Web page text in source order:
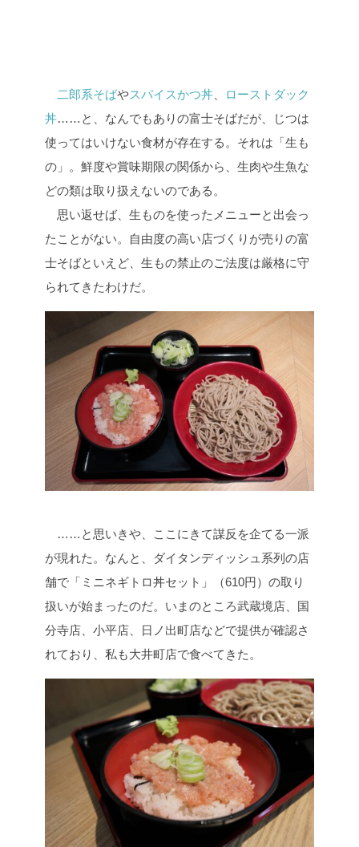
二郎系そばやスパイスかつ丼、
ローストダック
丼……と、なんでもありの富士そばだが、じつは
使ってはいけない食材が存在する。それは「生も
の」。鮮度や賞味期限の関係から、生肉や生魚な
どの類は取り扱えないのである。
思い返せば、生ものを使ったメニューと出会っ
たことがない。自由度の高い店づくりが売りの富
士そばといえど、生もの禁止のご法度は厳格に守
られてきたわけだ。
……と思いきや、ここにきて謀反を企てる一派
が現れた。なんと、ダイタンディッシュ系列の店
舗で「ミニネギトロ丼セット」（610円）の取り
扱いが始まったのだ。いまのところ武蔵境店、国
分寺店、小平店、日ノ出町店などで提供が確認さ
れており、私も大井町店で食べてきた。